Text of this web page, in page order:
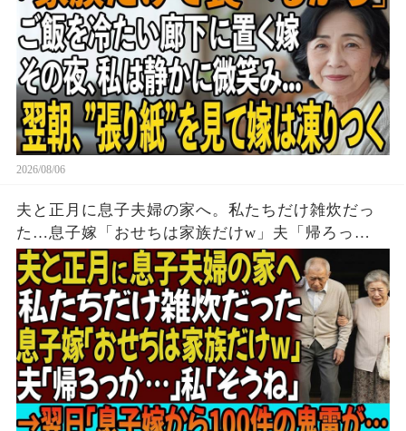
2026/08/06
夫と正月に息子夫婦の家へ。私たちだけ雑炊だっ
た…息子嫁「おせちは家族だけw」夫「帰ろっ
か…」私「そうね」→翌日、息子嫁から100件の鬼
電が…